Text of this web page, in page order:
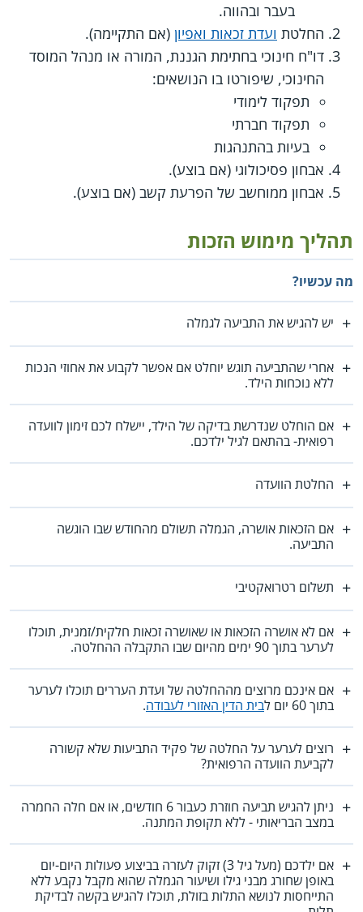
בעבר ובהווה.
החלטת ועדת זכאות ואפיון (אם התקיימה).
דו"ח חינוכי בחתימת הגננת, המורה או מנהל המוסד
החינוכי, שיפורטו בו הנושאים:
תפקוד לימודי
תפקוד חברתי
בעיות בהתנהגות
אבחון פסיכולוגי (אם בוצע).
אבחון ממוחשב של הפרעת קשב (אם בוצע).
תהליך מימוש הזכות
מה עכשיו?
יש להגיש את התביעה לגמלה
אחרי שהתביעה תוגש יוחלט אם אפשר לקבוע את אחוזי הנכות
ללא נוכחות הילד.
אם הוחלט שנדרשת בדיקה של הילד, יישלח לכם זימון לוועדה
רפואית- בהתאם לגיל ילדכם.
החלטת הוועדה
אם הזכאות אושרה, הגמלה תשולם מהחודש שבו הוגשה
התביעה.
תשלום רטרואקטיבי
אם לא אושרה הזכאות או שאושרה זכאות חלקית/זמנית, תוכלו
לערער בתוך 90 ימים מהיום שבו התקבלה ההחלטה.
אם אינכם מרוצים מההחלטה של ועדת העררים תוכלו לערער
בתוך 60 יום ל
בית הדין האזורי לעבודה.
רוצים לערער על החלטה של פקיד התביעות שלא קשורה
לקביעת הוועדה הרפואית?
ניתן להגיש תביעה חוזרת כעבור 6 חודשים, או אם חלה החמרה
במצב הבריאותי - ללא תקופת המתנה.
אם ילדכם (מעל גיל 3) זקוק לעזרה בביצוע פעולות היום-יום
באופן שחורג מבני גילו ושיעור הגמלה שהוא מקבל נקבע ללא
התייחסות לנושא התלות בזולת, תוכלו להגיש בקשה לבדיקת